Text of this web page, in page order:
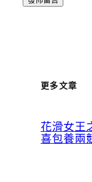
更多文章
花滑女王
喜包養兩